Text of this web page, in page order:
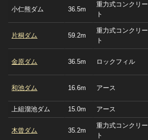
小仁熊ダム 36.5m
重力式コンクリー
ト
片桐ダム 59.2m
重力式コンクリー
ト
金原ダム 36.5m ロックフィル
和池ダム 16.6m アース
上組溜池ダム 15.0m アース
木曾ダム 35.2m
重力式コンクリー
ト